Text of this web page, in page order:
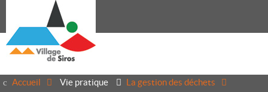
Accueil Vie pratique
La gestion des déchets